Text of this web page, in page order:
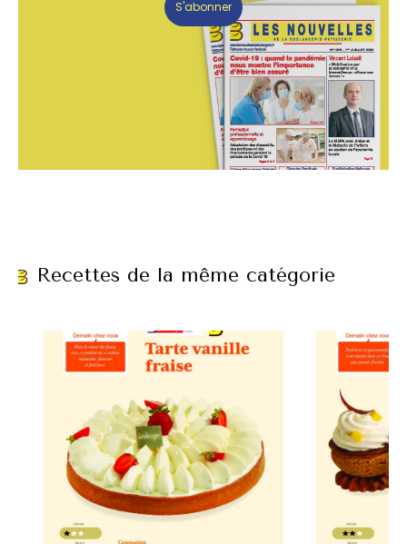
S'abonner
Recettes de la même catégorie